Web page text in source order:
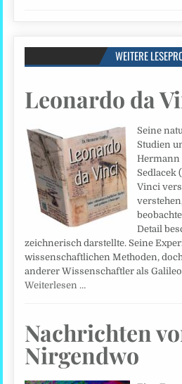
WEITERE
Leonardo da
Seine
Studien
Hermann
Sedlacek
Vinci
Detail
zeichnerisch darstellte. Seine
wissenschaftlichen Methoden,
anderer Wissenschaftler als
Weiterlesen …
Nachrichten
Nirgendwo